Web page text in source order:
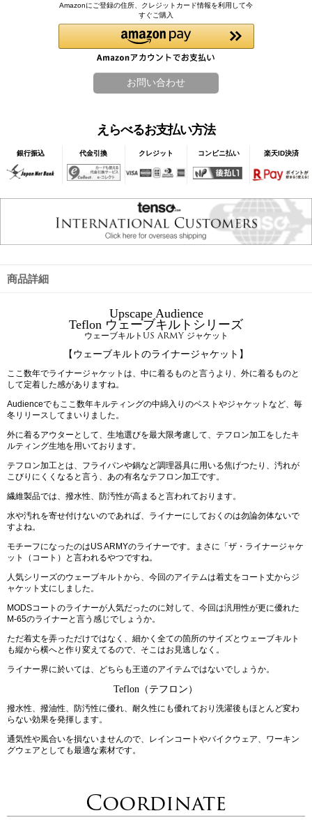
Amazonにご登録の住所、クレジットカード情報を利用して今
すぐご購入
えらべるお支払い方法
銀行振込 代金引換 クレジット コンビニ払い 楽天ID決済
商品詳細
Upscape Audience
Teflon ウェーブキルトシリーズ
ウェーブキルトUS ARMY ジャケット
【ウェーブキルトのライナージャケット】
ここ数年でライナージャケットは、中に着るものと言うより、外に着るものと
して定着した感がありますね。
Audienceでもここ数年キルティングの中綿入りのベストやジャケットなど、毎
冬リリースしてまいりました。
外に着るアウターとして、生地選びを最大限考慮して、テフロン加工をしたキ
ルティング生地を用いております。
テフロン加工とは、フライパンや鍋など調理器具に用いる焦げつたり、汚れが
こびりにくくなると言う、あの有名なテフロン加工です。
繊維製品では、撥水性、防汚性が高まると言われております。
水や汚れを寄せ付けないのであれば、ライナーにしておくのは勿論勿体ないで
すよね。
モチーフになったのはUS ARMYのライナーです。まさに「ザ・ライナージャケ
ット（コート）と言われるやつですね。
人気シリーズのウェーブキルトから、今回のアイテムは着丈をコート丈からジ
ャケット丈にしました。
MODSコートのライナーが人気だったのに対して、今回は汎用性が更に優れた
M-65のライナーと言う感じでしょうか。
ただ着丈を弄っただけではなく、細かく全ての箇所のサイズとウェーブキルト
も縦から横へと作り変えてるので、そこはお見逃しなく。
ライナー界に於いては、どちらも王道のアイテムではないでしょうか。
Teflon（テフロン）
撥水性、撥油性、防汚性に優れ、耐久性にも優れており洗濯後もほとんど変わ
らない効果を発揮します。
通気性や風合いを損ないませんので、レインコートやバイクウェア、ワーキン
グウェアとしても最適な素材です。
Coordinate